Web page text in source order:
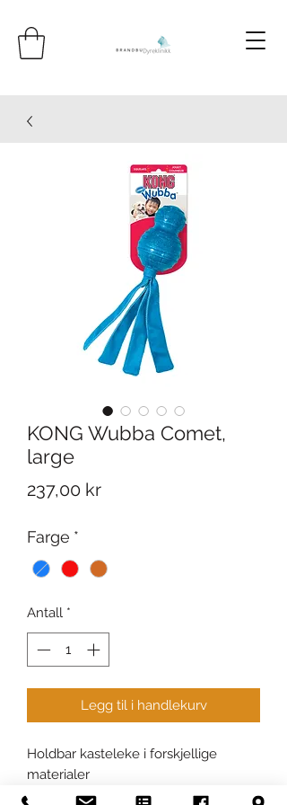
KONG Wubba Comet,
large
237,00 krPris
Farge *
Antall *
Legg til i handlekurv
Holdbar kasteleke i forskjellige
materialer
Leke i TPR gummi med flagrende